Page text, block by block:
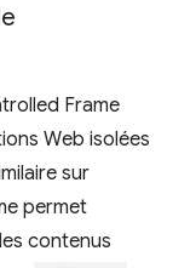
Frame
Web isolées
sur
permet
contenus